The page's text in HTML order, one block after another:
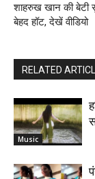
शाहरुख खान की बेटी
बेहद हॉट, देखें वीडियो
RELATED
Music